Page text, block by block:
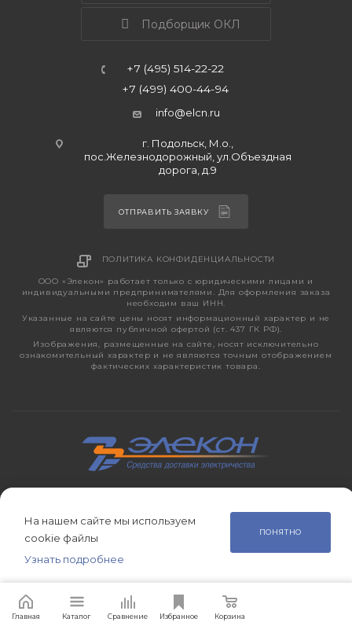
Подборщик ОКЛ
+7 (495) 514-22-22
+7 (499) 400-44-94
info@elcn.ru
г. Подольск, М.о.,
пос.Железнодорожный, ул.Объездная
дорога, д.9
ОТПРАВИТЬ ЗАЯВКУ
ПОЛИТИКА КОНФИДЕНЦИАЛЬНОСТИ
ООО «Элекон» работает только с юридическими лицами и
индивидуальными предпринимателями. Для оформления заказа
необходим ваш ИНН.
Указанные на сайте цены носят информационный характер и не
являются публичной офертой (ст. 437 ГК РФ).
Изображения, размещенные на сайте, носят исключительно
ознакомительный характер и не являются точным отображением
фактических характеристик товара.
электротехническая продукция, светотехника с 1998 года.
Главная Каталог Сравнение Избранное Корзина
На нашем сайте мы используем
cookie файлы
Узнать подробнее
ПОНЯТНО